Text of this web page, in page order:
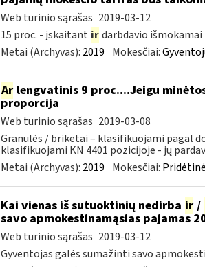
Web turinio sąrašas 2019-03-12
15 proc. - įskaitant ir darbdavio
Metai (Archyvas): 2019 Mokesčiai:
Arlengvatinis 9 proc....Jeigu
proporcija
Web turinio sąrašas 2019-03-08
Granulės / briketai – klasifikuojami pagal
klasifikuojami KN 4401 pozicijoje - jų
Metai (Archyvas): 2019 Mokesčiai:
Kai vienas iš sutuoktinių nedirba ir/
savo apmokestinamąsias pajamas
Web turinio sąrašas 2019-03-12
Gyventojas galės sumažinti savo